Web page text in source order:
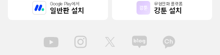
Google Play에서
일반판 설치
무협만화 플랫폼
강툰 설치